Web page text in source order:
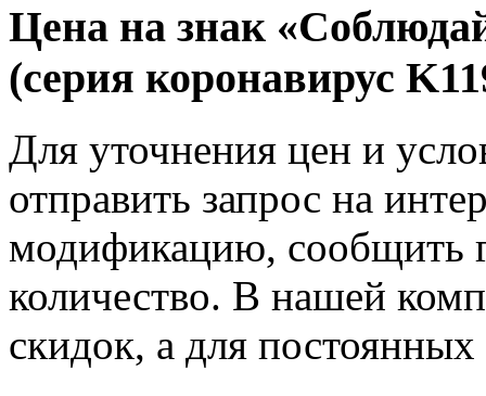
Цена на знак
(серия коронавирус
Для уточнения цен и
отправить запрос на
модификацию, сообщить
количество. В нашей
скидок, а для